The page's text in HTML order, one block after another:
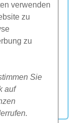
verwenden
zu
zu
Sie
auf